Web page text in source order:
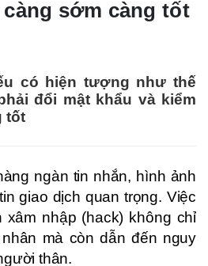
càng sớm càng tốt
có hiện tượng như thế
đổi mật khẩu và kiểm
tốt
ngàn tin nhắn, hình ảnh
giao dịch quan trọng. Việc
xâm nhập (hack) không chỉ
mà còn dẫn đến nguy
thân.